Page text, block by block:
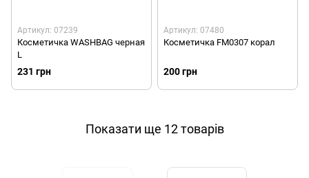
Артикул: 07239
Косметичка WASHBAG черная
L
231 грн
Артикул: 07480
Косметичка FM0307 корал
200 грн
Показати ще 12 товарів